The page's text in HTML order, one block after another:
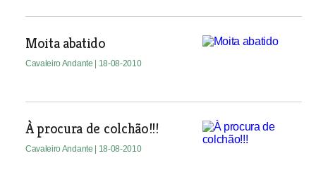
Moita abatido
Cavaleiro Andante | 18-08-2010
À procura de colchão!!!
Cavaleiro Andante | 18-08-2010